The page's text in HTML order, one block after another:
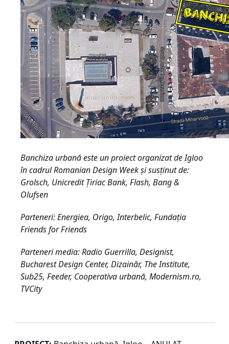
Banchiza urbană este un proiect organizat de Igloo
în cadrul Romanian Design Week şi susţinut de:
Grolsch, Unicredit Ţiriac Bank, Flash, Bang &
Olufsen
Parteneri: Energiea, Origo, Interbelic, Fundaţia
Friends for Friends
Parteneri media: Radio Guerrilla, Designist,
Bucharest Design Center, Dizainăr, The Institute,
Sub25, Feeder, Cooperativa urbană, Modernism.ro,
TVCity